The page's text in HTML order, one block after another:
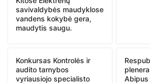
savivaldybės maudyklose
vandens kokybė gera,
maudytis saugu.
Konkursas Kontrolės ir
audito tarnybos
vyriausiojo specialisto
Abipus